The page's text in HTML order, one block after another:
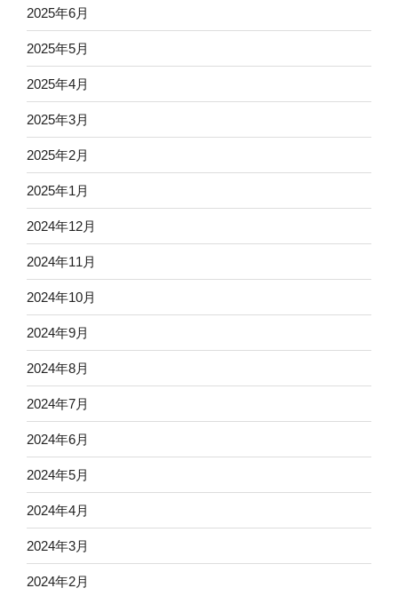
2025年6月
2025年5月
2025年4月
2025年3月
2025年2月
2025年1月
2024年12月
2024年11月
2024年10月
2024年9月
2024年8月
2024年7月
2024年6月
2024年5月
2024年4月
2024年3月
2024年2月